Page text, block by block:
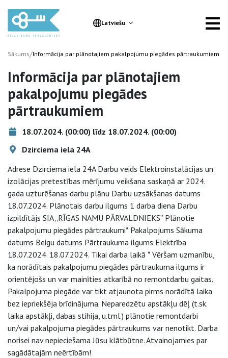
Latviešu
Sākums/Informācija par plānotajiem pakalpojumu piegādes pārtraukumiem
Informācija par plānotajiem
pakalpojumu piegādes
pārtraukumiem
18.07.2024. (00:00) līdz 18.07.2024. (00:00)
Dzirciema iela 24A
Adrese Dzirciema iela 24A Darbu veids Elektroinstalācijas un
izolācijas pretestības mērījumu veikšana saskaņā ar 2024.
gada uzturēšanas darbu plānu Darbu uzsākšanas datums
18.07.2024. Plānotais darbu ilgums 1 darba diena Darbu
izpildītājs SIA „RĪGAS NAMU PĀRVALDNIEKS” Plānotie
pakalpojumu piegādes pārtraukumi* Pakalpojums Sākuma
datums Beigu datums Pārtraukuma ilgums Elektrība
18.07.2024. 18.07.2024. Tikai darba laikā * Vēršam uzmanību,
ka norādītais pakalpojumu piegādes pārtraukuma ilgums ir
orientējošs un var mainīties atkarībā no remontdarbu gaitas.
Pakalpojuma piegāde var tikt atjaunota pirms norādītā laika
bez iepriekšēja brīdinājuma. Neparedzētu apstākļu dēļ (t.sk.
laika apstākļi, dabas stihija, u.tml.) plānotie remontdarbi
un/vai pakalpojuma piegādes pārtraukums var nenotikt. Darba
norisei nav nepieciešama Jūsu klātbūtne. Atvainojamies par
sagādātajām neērtībām!